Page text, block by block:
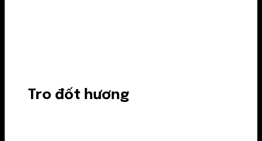
Tro đốt hương